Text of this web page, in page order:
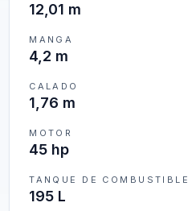
12,01 m
MANGA
4,2 m
CALADO
1,76 m
MOTOR
45 hp
TANQUE DE COMBUSTIBLE
195 L